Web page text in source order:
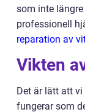
som inte
professionell
reparation av
Vikten
Det är lätt att
fungerar som